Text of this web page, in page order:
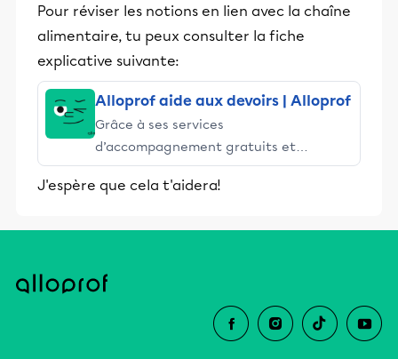
Pour réviser les notions en lien avec la chaîne
alimentaire, tu peux consulter la fiche
explicative suivante:
Alloprof aide aux devoirs | Alloprof
Grâce à ses services
d’accompagnement gratuits et
stimulants, Alloprof engage les élèves
et leurs parents dans la réussite
J'espère que cela t'aidera!